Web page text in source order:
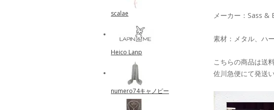
メーカー：Sass &
素材：メタル、ハ
こちらの商品は送
佐川急便にて発送
scalae
Heico Lanp
numero74キャノピー